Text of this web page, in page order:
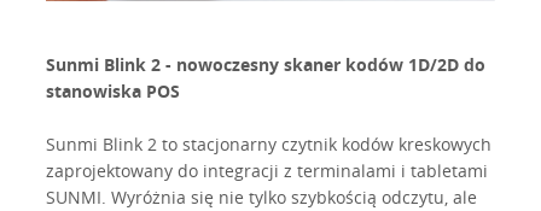
Sunmi Blink 2 - nowoczesny skaner kodów 1D/2D do
stanowiska POS
Sunmi Blink 2 to stacjonarny czytnik kodów kreskowych
zaprojektowany do integracji z terminalami i tabletami
SUNMI. Wyróżnia się nie tylko szybkością odczytu, ale